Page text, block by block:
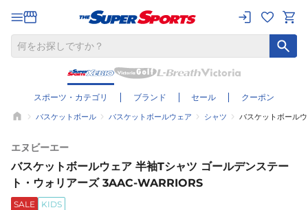
スポーツ・カテゴリ ブランド セール クーポン
バスケットボール バスケットボールウェア シャツ バスケットボール
エヌビーエー
バスケットボールウェア 半袖Tシャツ ゴールデンステー
ト・ウォリアーズ 3AAC-WARRIORS
SALE KIDS